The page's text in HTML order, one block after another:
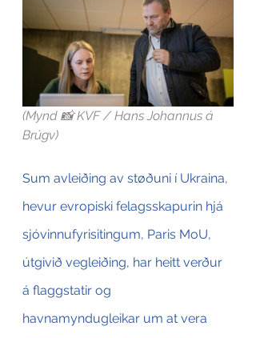
(Mynd 📸 KVF / Hans Johannus á
Brúgv)
Sum avleiðing av støðuni í Ukraina,
hevur evropiski felagsskapurin hjá
sjóvinnufyrisitingum, Paris MoU,
útgivið vegleiðing, har heitt verður
á flaggstatir og
havnamyndugleikar um at vera